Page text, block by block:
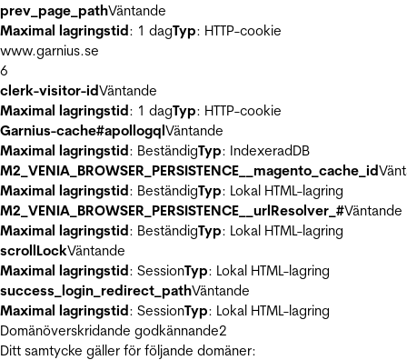
prev_page_pathVäntande
Maximal lagringstid: 1 dagTyp: HTTP-cookie
www.garnius.se
6
clerk-visitor-idVäntande
Maximal lagringstid: 1 dagTyp: HTTP-cookie
Garnius-cache#apollogqlVäntande
Maximal lagringstid: BeständigTyp: IndexeradDB
M2_VENIA_BROWSER_PERSISTENCE__magento_cache_id
Maximal lagringstid: BeständigTyp: Lokal HTML-lagring
M2_VENIA_BROWSER_PERSISTENCE__urlResolver_#Väntande
Maximal lagringstid: BeständigTyp: Lokal HTML-lagring
scrollLockVäntande
Maximal lagringstid: SessionTyp: Lokal HTML-lagring
success_login_redirect_pathVäntande
Maximal lagringstid: SessionTyp: Lokal HTML-lagring
Domänöverskridande godkännande2
Ditt samtycke gäller för följande domäner: